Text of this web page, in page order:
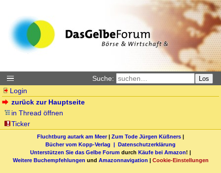
Suche: Los
Login
zurück zur Hauptseite
in Thread öffnen
Ticker
Fluchtburg autark am Meer| Zum Tode Jürgen Küßners |
Bücher vom Kopp-Verlag | Datenschutzerklärung
Unterstützen Sie das Gelbe Forum durch Käufe bei Amazon! |
Weitere Buchempfehlungen und Amazonnavigation | Cookie-Einstellungen